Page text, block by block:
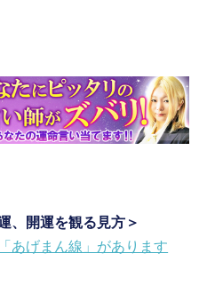
、開運を観る見方＞
あげまん線」があります